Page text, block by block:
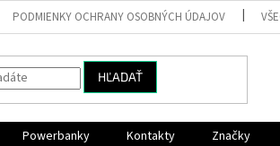
PODMIENKY OCHRANY OSOBNÝCH ÚDAJOV
HĽADAŤ
Powerbanky Kontakty
Značky